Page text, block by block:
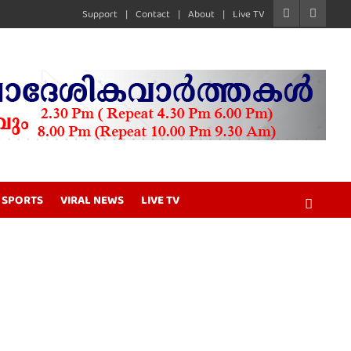
Support Contact About Live TV
SPORTS VIRAL NEWS LIVE TV